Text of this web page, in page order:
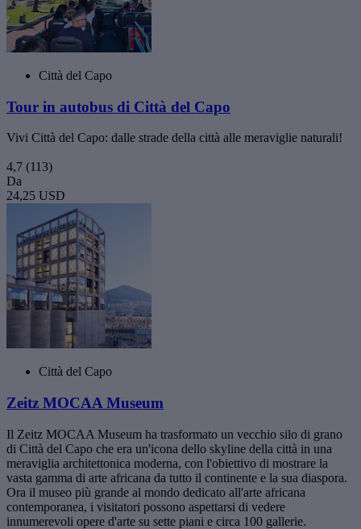
Città del Capo
Tour in autobus di Città del Capo
Vivi Città del Capo: dalle strade della città alle meraviglie naturali!
4,7 (113)
Da
24,25 USD
Città del Capo
Zeitz MOCAA Museum
Il Zeitz MOCAA Museum ha trasformato un vecchio silo di grano
di Città del Capo che era un'icona dello skyline della città in una
meraviglia architettonica moderna, con l'obiettivo di mostrare la
vasta gamma di arte africana da tutto il continente e la sua diaspora.
Ora il museo più grande al mondo dedicato all'arte africana
contemporanea, i visitatori possono aspettarsi di vedere
innumerevoli opere d'arte su sette piani e circa 100 gallerie.